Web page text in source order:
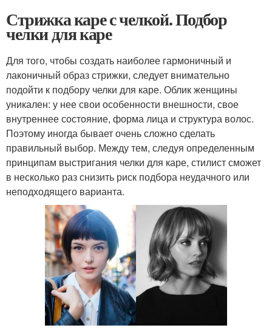
Стрижка каре с челкой. Подбор
челки для каре
Для того, чтобы создать наиболее гармоничный и
лаконичный образ стрижки, следует внимательно
подойти к подбору челки для каре. Облик женщины
уникален: у нее свои особенности внешности, свое
внутреннее состояние, форма лица и структура волос.
Поэтому иногда бывает очень сложно сделать
правильный выбор. Между тем, следуя определенным
принципам выстригания челки для каре, стилист сможет
в несколько раз снизить риск подбора неудачного или
неподходящего варианта.